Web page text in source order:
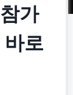
가
로